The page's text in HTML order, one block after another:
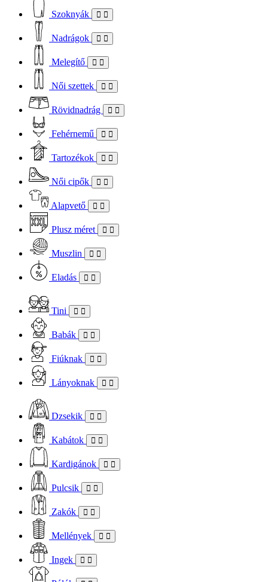
Szoknyák
Nadrágok
Melegítő
Női szettek
Rövidnadrág
Fehérnemű
Tartozékok
Női cipők
Alapvető
Plusz méret
Muszlin
Eladás
Tini
Babák
Fiúknak
Lányoknak
Dzsekik
Kabátok
Kardigánok
Pulcsik
Zakók
Mellények
Ingek